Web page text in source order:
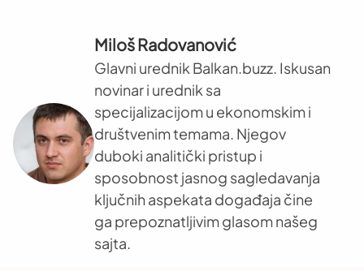
Miloš Radovanović
Glavni urednik Balkan.buzz. Iskusan
novinar i urednik sa
specijalizacijom u ekonomskim i
društvenim temama. Njegov
duboki analitički pristup i
sposobnost jasnog sagledavanja
ključnih aspekata događaja čine
ga prepoznatljivim glasom našeg
sajta.